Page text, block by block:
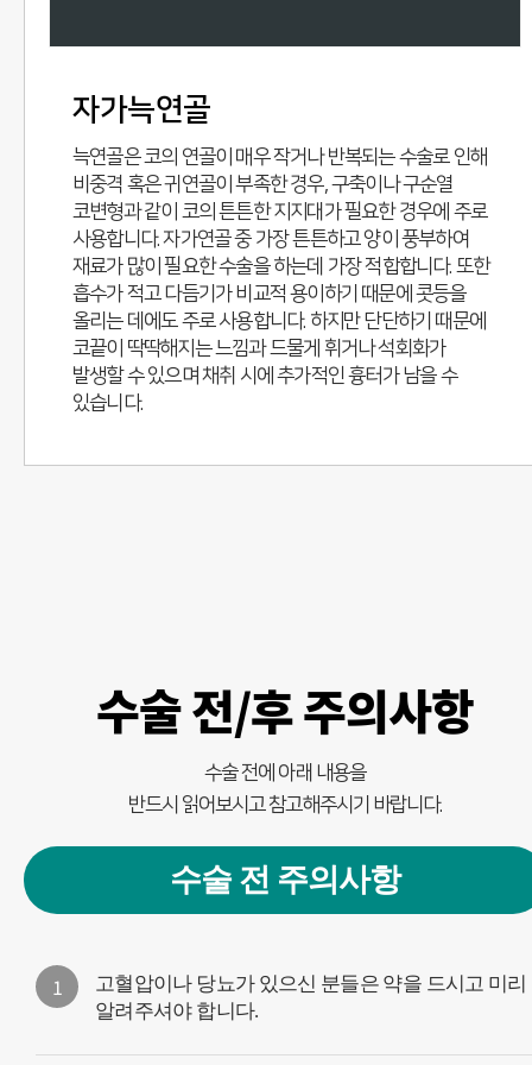
자가늑연골
늑연골은 코의 연골이 매우 작거나 반복되는 수술로 인해
비중격 혹은 귀연골이 부족한 경우, 구축이나 구순열
코변형과 같이 코의 튼튼한 지지대가 필요한 경우에 주로
사용합니다. 자가연골 중 가장 튼튼하고 양이 풍부하여
재료가 많이 필요한 수술을 하는데 가장 적합합니다. 또한
흡수가 적고 다듬기가 비교적 용이하기 때문에 콧등을
올리는 데에도 주로 사용합니다. 하지만 단단하기 때문에
코끝이 딱딱해지는 느낌과 드물게 휘거나 석회화가
발생할 수 있으며 채취 시에 추가적인 흉터가 남을 수
있습니다.
수술 전/후 주의사항
수술 전에 아래 내용을
반드시 읽어보시고 참고해주시기 바랍니다.
수술 전 주의사항
1
고혈압이나 당뇨가 있으신 분들은 약을 드시고 미리
알려주셔야 합니다.